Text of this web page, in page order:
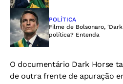
POLÍTICA
Filme de Bolsonaro,
política? Entenda
O documentário Dark Horse
de outra frente de apuração